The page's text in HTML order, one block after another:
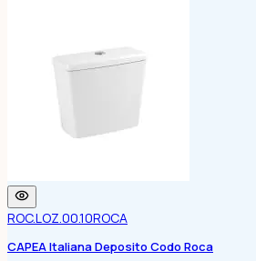
ROC.LOZ.00.10ROCA
CAPEA Italiana Deposito Codo Roca